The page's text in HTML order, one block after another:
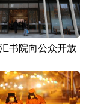
江西
湖南
重庆
西藏
书院向公众开放